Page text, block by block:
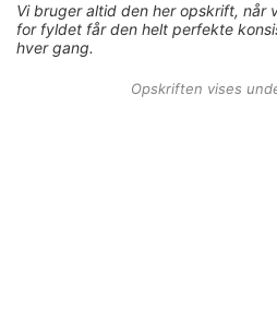
Vi bruger altid den her opskrift, når
for fyldet får den helt perfekte
hver gang.
Opskriften vises